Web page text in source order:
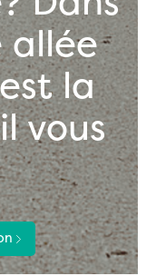
allée
la
vous